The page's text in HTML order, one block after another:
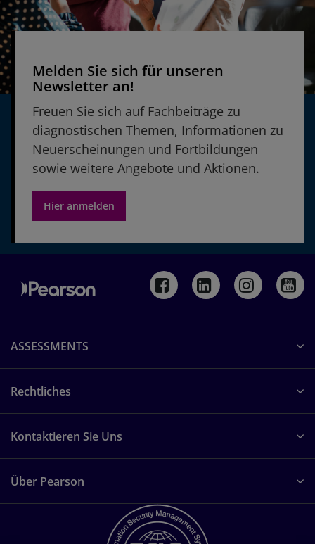
Melden Sie sich für unseren
Newsletter an!
Freuen Sie sich auf Fachbeiträge zu
diagnostischen Themen, Informationen zu
Neuerscheinungen und Fortbildungen
sowie weitere Angebote und Aktionen.
Hier anmelden
ASSESSMENTS
Rechtliches
Kontaktieren Sie Uns
Über Pearson